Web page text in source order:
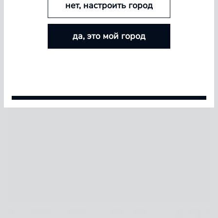
БОЛЬШЕ ЛИНЗ — БОЛЬШЕ СКИДКА
Покупайте контактные линзы Airway и увеличивайте
размер скидки — от 5% до 15%
нет, настроить город
да, это мой город